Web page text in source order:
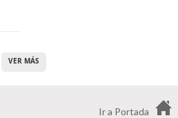
VER MÁS
Ir a Portada